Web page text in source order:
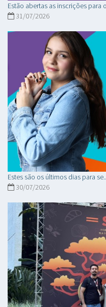
Estão abertas as inscrições para
31/07/2026
Estes são os últimos dias para
30/07/2026